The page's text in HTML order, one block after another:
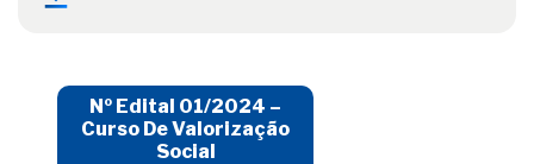
Nº Edital 01/2024 –
Curso De Valorização
Social